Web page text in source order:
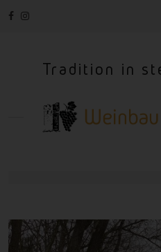
Tradition in